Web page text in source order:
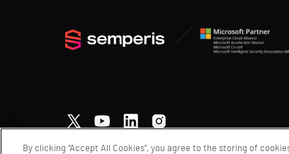
By clicking “Accept All Cookies”, you agree to the storing of